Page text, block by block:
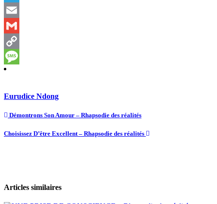
Telegram
Email
Gmail
Copy
Link
Message
Eurudice Ndong
Démontrons Son Amour – Rhapsodie des réalités
Choisissez D’être Excellent – Rhapsodie des réalités
Articles similaires